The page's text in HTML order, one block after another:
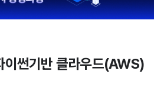
이썬기반 클라우드(AWS)